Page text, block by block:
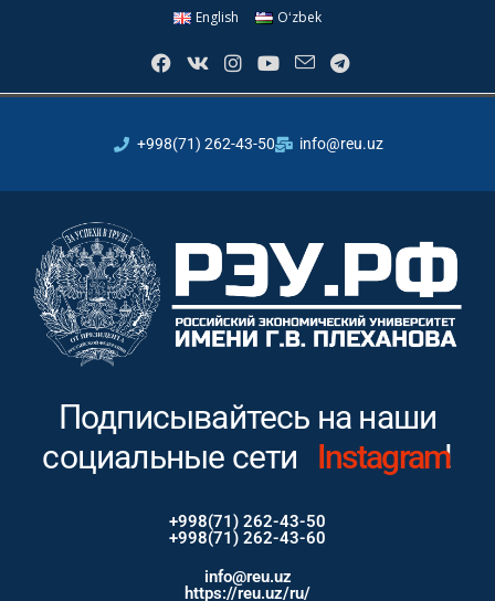
English Oʻzbek
+998(71) 262-43-50 info@reu.uz
Подписывайтесь на наши
социальные сетиYoutube !
+998(71) 262-43-50
+998(71) 262-43-60
info@reu.uz
https://reu.uz/ru/